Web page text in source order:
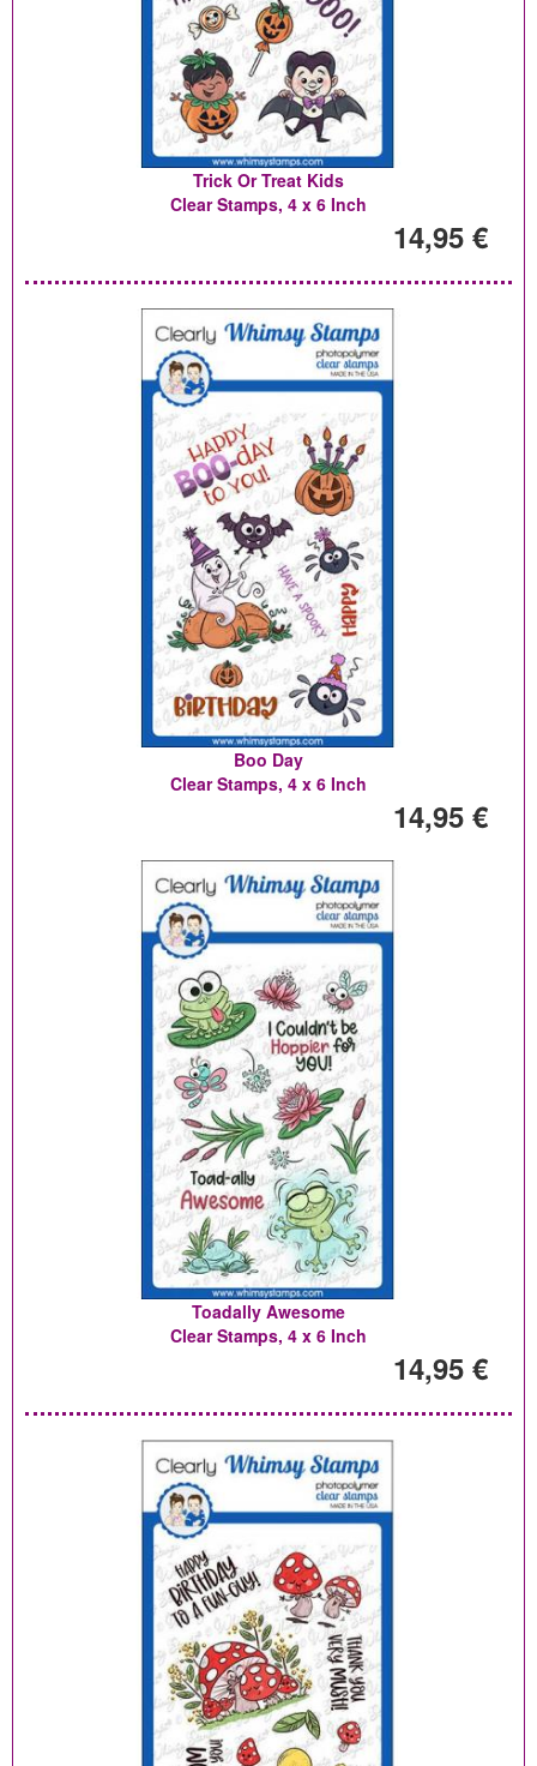
Trick Or Treat Kids
Clear Stamps, 4 x 6 Inch
14,95 €
Boo Day
Clear Stamps, 4 x 6 Inch
14,95 €
Toadally Awesome
Clear Stamps, 4 x 6 Inch
14,95 €